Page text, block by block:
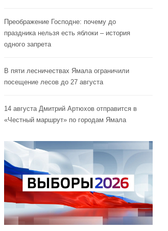
Преображение Господне: почему до
праздника нельзя есть яблоки – история
одного запрета
В пяти лесничествах Ямала ограничили
посещение лесов до 27 августа
14 августа Дмитрий Артюхов отправится в
«Честный маршрут» по городам Ямала